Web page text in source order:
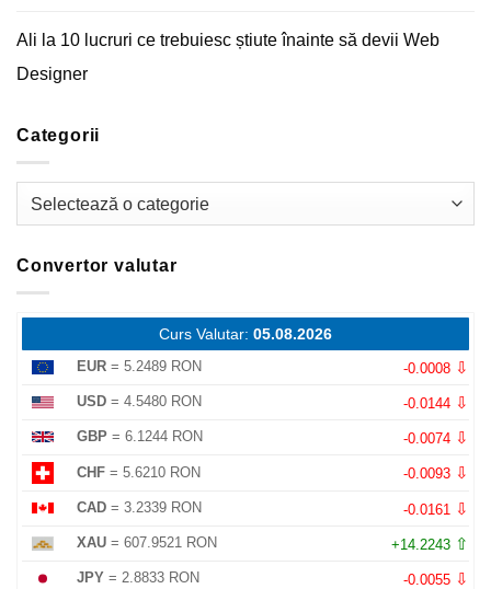
Ali la 10 lucruri ce trebuiesc știute înainte să devii Web
Designer
Categorii
Convertor valutar
Curs Valutar: 05.08.2026
EUR = 5.2489 RON -0.0008 ⇩
USD = 4.5480 RON -0.0144 ⇩
GBP = 6.1244 RON -0.0074 ⇩
CHF = 5.6210 RON -0.0093 ⇩
CAD = 3.2339 RON -0.0161 ⇩
XAU = 607.9521 RON +14.2243 ⇧
JPY = 2.8833 RON -0.0055 ⇩